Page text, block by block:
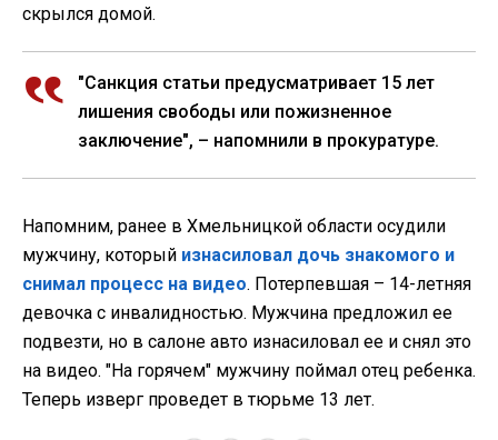
скрылся домой.
"Санкция статьи предусматривает 15 лет
лишения свободы или пожизненное
заключение", – напомнили в прокуратуре.
Напомним, ранее в Хмельницкой области осудили
мужчину, который изнасиловал дочь знакомого и
снимал процесс на видео. Потерпевшая – 14-летняя
девочка с инвалидностью. Мужчина предложил ее
подвезти, но в салоне авто изнасиловал ее и снял это
на видео. "На горячем" мужчину поймал отец ребенка.
Теперь изверг проведет в тюрьме 13 лет.